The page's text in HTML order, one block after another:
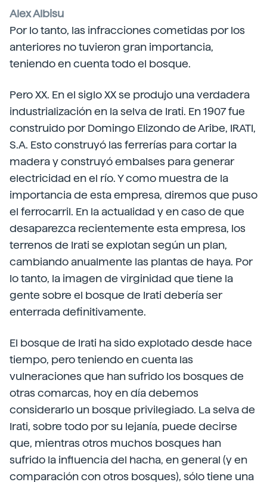
Alex Albisu
Por lo tanto, las infracciones cometidas por los
anteriores no tuvieron gran importancia,
teniendo en cuenta todo el bosque.
Pero XX. En el siglo XX se produjo una verdadera
industrialización en la selva de Irati. En 1907 fue
construido por Domingo Elizondo de Aribe, IRATI,
S.A. Esto construyó las ferrerías para cortar la
madera y construyó embalses para generar
electricidad en el río. Y como muestra de la
importancia de esta empresa, diremos que puso
el ferrocarril. En la actualidad y en caso de que
desaparezca recientemente esta empresa, los
terrenos de Irati se explotan según un plan,
cambiando anualmente las plantas de haya. Por
lo tanto, la imagen de virginidad que tiene la
gente sobre el bosque de Irati debería ser
enterrada definitivamente.
El bosque de Irati ha sido explotado desde hace
tiempo, pero teniendo en cuenta las
vulneraciones que han sufrido los bosques de
otras comarcas, hoy en día debemos
considerarlo un bosque privilegiado. La selva de
Irati, sobre todo por su lejanía, puede decirse
que, mientras otros muchos bosques han
sufrido la influencia del hacha, en general (y en
comparación con otros bosques), sólo tiene una